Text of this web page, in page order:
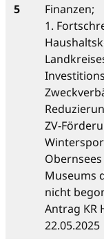
5
Finanzen;
1.
ZV-
Museums
nicht
Antrag KR
22.05.2025